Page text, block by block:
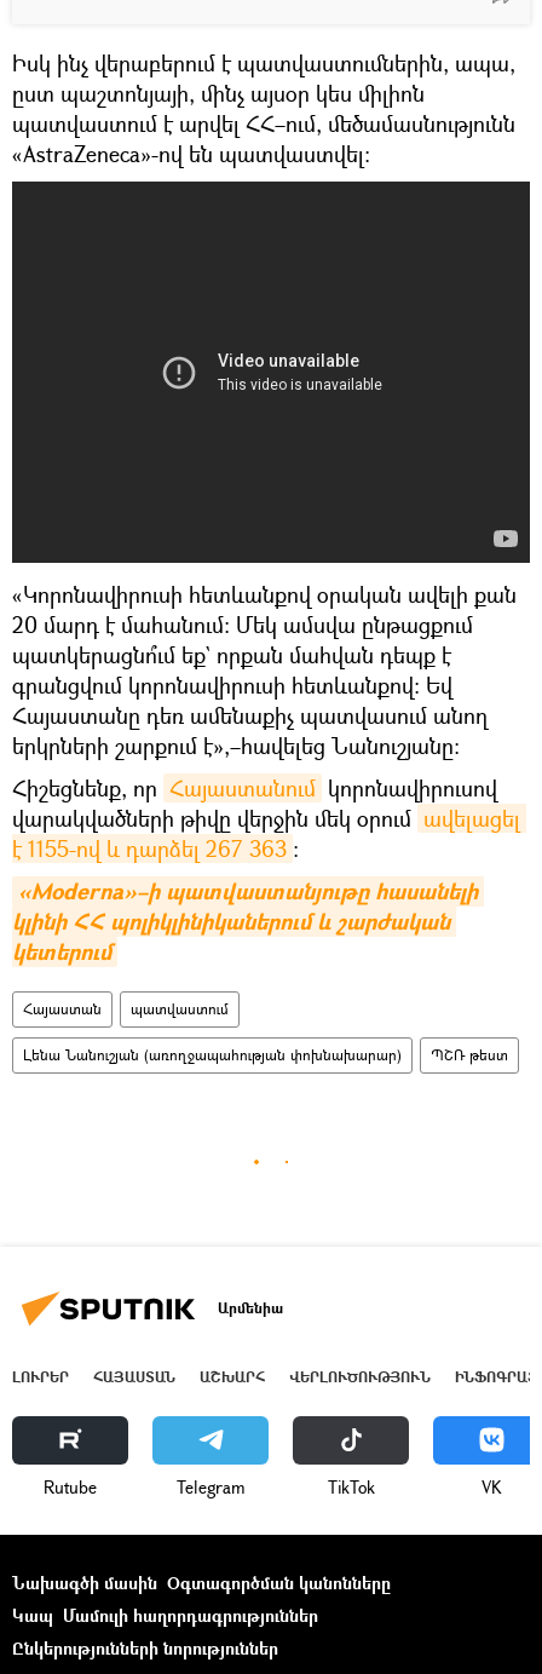
Իսկ ինչ վերաբերում է պատվաստումներին, ապա,
ըստ պաշտոնյայի, մինչ այսօր կես միլիոն
պատվաստում է արվել ՀՀ–ում, մեծամասնությունն
«AstraZeneca»-ով են պատվաստվել։
«Կորոնավիրուսի հետևանքով օրական ավելի քան
20 մարդ է մահանում։ Մեկ ամսվա ընթացքում
պատկերացնո՞ւմ եք` որքան մահվան դեպք է
գրանցվում կորոնավիրուսի հետևանքով։ Եվ
Հայաստանը դեռ ամենաքիչ պատվասում անող
երկրների շարքում է»,–հավելեց Նանուշյանը։
Հիշեցնենք, որ Հայաստանում կորոնավիրուսով
վարակվածների թիվը վերջին մեկ օրում ավելացել
է 1155-ով և դարձել 267 363 :
«Moderna»–ի պատվաստանյութը հասանելի
կլինի ՀՀ պոլիկլինիկաներում և շարժական
կետերում
Հայաստան պատվաստում
Լենա Նանուշյան (առողջապահության փոխնախարար) ՊՇՌ թեստ
Արմենիա
ԼՈՒՐԵՐ ՀԱՅԱՍՏԱՆ ԱՇԽԱՐՀ ՎԵՐԼՈՒԾՈՒԹՅՈՒՆ
Rutube Telegram ТikТоk VK
Նախագծի մասին Օգտագործման կանոնները
Կապ Մամուլի հաղորդագրություններ
Ընկերությունների նորություններ